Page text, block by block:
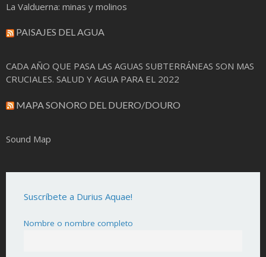
La Valduerna: minas y molinos
PAISAJES DEL AGUA
CADA AÑO QUE PASA LAS AGUAS SUBTERRÁNEAS SON MAS
CRUCIALES. SALUD Y AGUA PARA EL 2022
MAPA SONORO DEL DUERO/DOURO
Sound Map
Suscríbete a Durius Aquae!
Nombre o nombre completo